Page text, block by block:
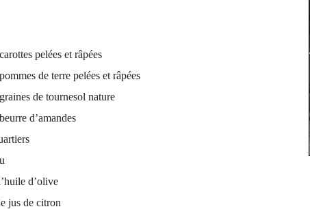
pelées et râpées
de terre pelées et râpées
de tournesol nature
d’amandes
d’olive
jus de citron